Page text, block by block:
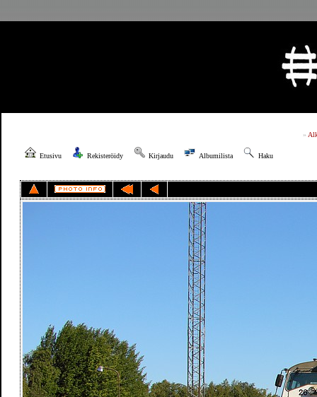
»
Etusivu Rekisteröidy Kirjaudu Albumilista Haku